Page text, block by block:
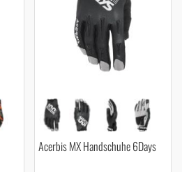
Acerbis MX Handschuhe 6Days